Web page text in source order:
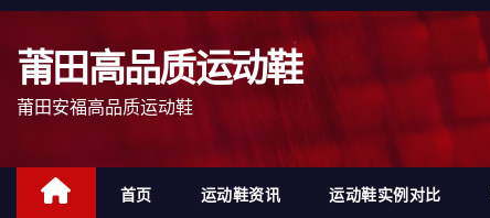
跳
莆田高品质运动鞋
莆田安福高品质运动鞋
首页 运动鞋资讯 运动鞋实例对比